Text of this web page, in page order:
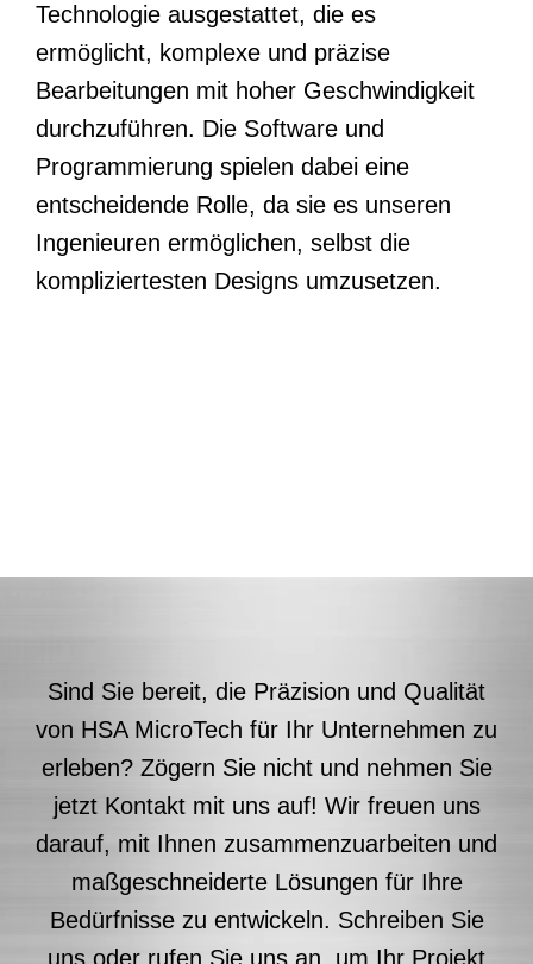
durchzuführen. Die Software und
Programmierung spielen dabei eine
entscheidende Rolle, da sie es unseren
Ingenieuren ermöglichen, selbst die
kompliziertesten Designs umzusetzen.
Bedürfnisse zu entwickeln. Schreiben Sie
uns oder rufen Sie uns an, um Ihr Projekt
zu starten!
03547 1805 305